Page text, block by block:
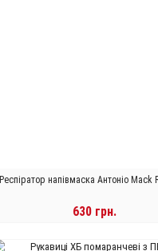
Респіратор напівмаска Антоніо Mack
630 грн.
В КОРЗИНУ